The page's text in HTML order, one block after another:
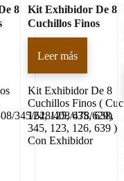
8
345/628/408/478/629)
Kit Exhibidor De 8
Cuchillos Finos
Leer más
Kit Exhibidor De 8
Cuchillos Finos ( Cuc
124, 125, 635, 638,
345, 123, 126, 639 )
Con Exhibidor